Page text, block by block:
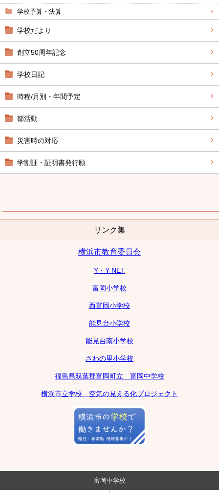
学校予算・決算
学校だより
創立50周年記念
学校日記
時程/月別・年間予定
部活動
災害時の対応
学割証・証明書発行願
リンク集
横浜市教育委員会
Y・Y NET
富岡小学校
西富岡小学校
能見台小学校
能見台南小学校
さわの里小学校
福島県双葉郡富岡町立 富岡中学校
横浜市立学校 空気の見える化プロジェクト
富岡中学校